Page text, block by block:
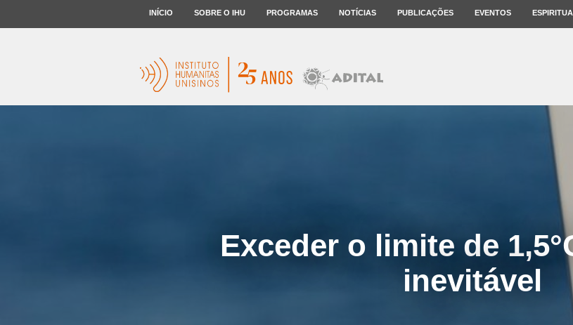
INÍCIO SOBRE O IHU PROGRAMAS NOTÍCIAS PUBLICAÇÕES EVENTOS
Exceder o limite de
inevitável